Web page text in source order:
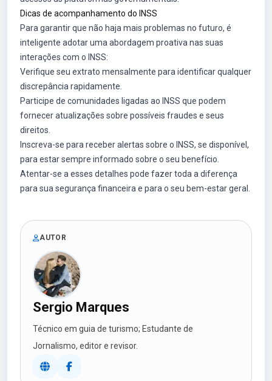
Dicas de acompanhamento do INSS
Para garantir que não haja mais problemas no futuro, é
inteligente adotar uma abordagem proativa nas suas
interações com o INSS:
Verifique seu extrato mensalmente para identificar qualquer
discrepância rapidamente.
Participe de comunidades ligadas ao INSS que podem
fornecer atualizações sobre possíveis fraudes e seus
direitos.
Inscreva-se para receber alertas sobre o INSS, se disponível,
para estar sempre informado sobre o seu benefício.
Atentar-se a esses detalhes pode fazer toda a diferença
para sua segurança financeira e para o seu bem-estar geral.
AUTOR
Sergio Marques
Técnico em guia de turismo; Estudante de
Jornalismo, editor e revisor.